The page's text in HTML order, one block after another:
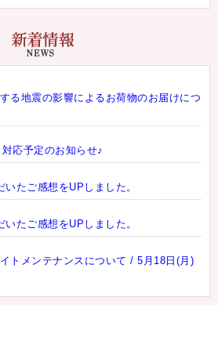
る地震の影響によるお荷物のお届けにつ
対応予定のお知らせ♪
いたご感想をUPしました。
いたご感想をUPしました。
トメンテナンスについて / 5月18日(月)